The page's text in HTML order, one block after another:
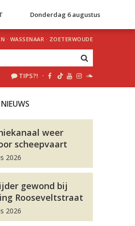
Donderdag 6 augustus
· WASSENAAR · ZOETERWOUDE
TIPS?! ·
weer
scheepvaart
2026
gewond bij
Rooseveltstraat
2026